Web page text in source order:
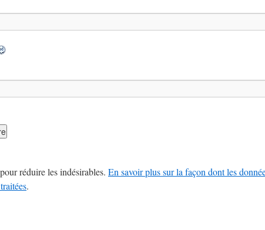
réduire les indésirables. En savoir plus sur la façon dont les
.